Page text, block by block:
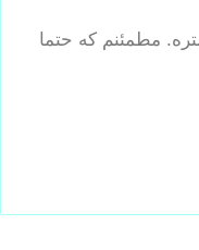
11*20 سانتی متره. مطمئنم که حتما